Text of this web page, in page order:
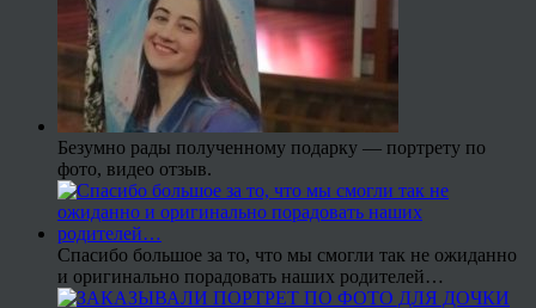
Безумно рады полученному подарку — портрету по
фото, видео отзыв.
Спасибо большое за то, что мы смогли так не ожиданно
и оригинально порадовать наших родителей…